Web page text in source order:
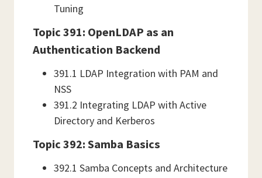
Tuning
Topic 391: OpenLDAP as an
Authentication Backend
391.1 LDAP Integration with PAM and
NSS
391.2 Integrating LDAP with Active
Directory and Kerberos
Topic 392: Samba Basics
392.1 Samba Concepts and Architecture